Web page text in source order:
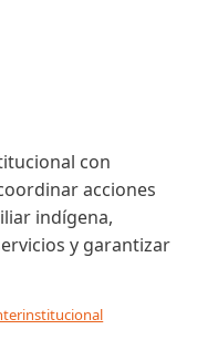
con
acciones
indígena,
y garantizar